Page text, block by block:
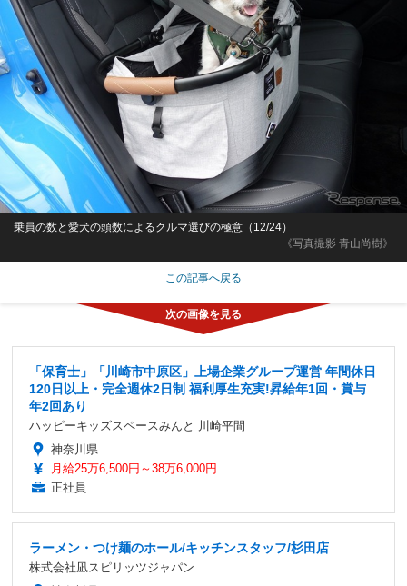
《写真撮影 青山尚樹》
乗員の数と愛犬の頭数によるクルマ選びの極意（12/24）
この記事へ戻る
「保育士」「川崎市中原区」上場企業グループ運営 年間休日
120日以上・完全週休2日制 福利厚生充実!昇給年1回・賞与
年2回あり
ハッピーキッズスペースみんと 川崎平間
神奈川県
月給25万6,500円～38万6,000円
正社員
ラーメン・つけ麺のホール/キッチンスタッフ/杉田店
株式会社凪スピリッツジャパン